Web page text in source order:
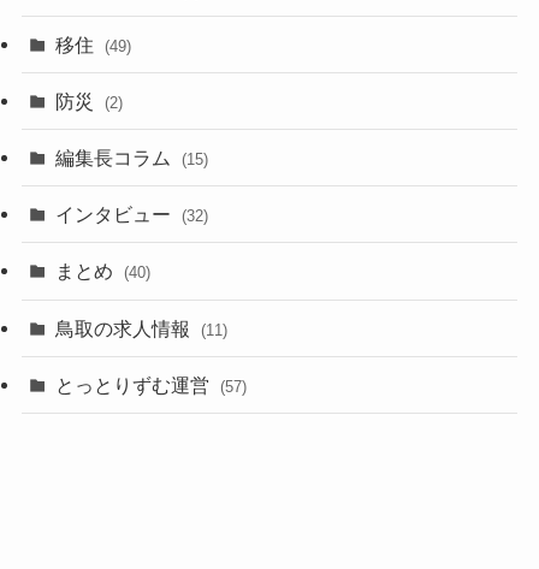
移住 (49)
防災 (2)
編集長コラム (15)
インタビュー (32)
まとめ (40)
鳥取の求人情報 (11)
とっとりずむ運営 (57)